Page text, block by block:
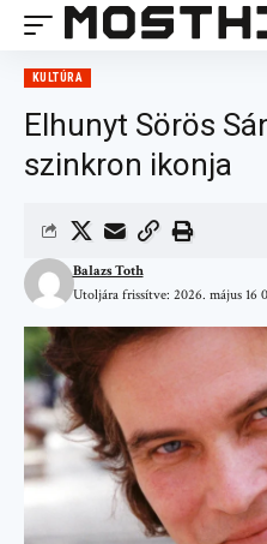
KULTÚRA
Elhunyt Sörös
szinkron ikonja
Utoljára frissítve: 2026. május 16
Balazs Toth